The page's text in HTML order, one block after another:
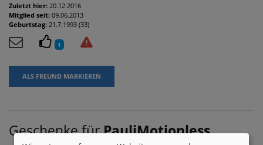
Zuletzt hier: 20.12.2016
Mitglied seit: 09.06.2013
Geburtstag: 21.7.1993 (33)
1
ALS FREUND MARKIEREN
Geschenke fürPauliMotionless